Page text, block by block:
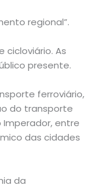
regional”.
cicloviário. As
presente.
ferroviário,
do transporte
entre
das cidades
da